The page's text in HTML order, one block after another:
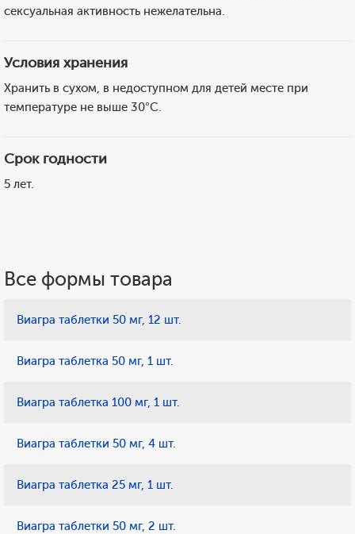
сексуальная активность нежелательна.
Условия хранения
Хранить в сухом, в недоступном для детей месте при
температуре не выше 30°С.
Срок годности
5 лет.
Все формы товара
Виагра таблетки 50 мг, 12 шт.
Виагра таблетка 50 мг, 1 шт.
Виагра таблетка 100 мг, 1 шт.
Виагра таблетки 50 мг, 4 шт.
Виагра таблетка 25 мг, 1 шт.
Виагра таблетки 50 мг, 2 шт.